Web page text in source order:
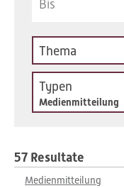
Thema
Typen
Medienmitteilung
57 Resultate
Medienmitteilung